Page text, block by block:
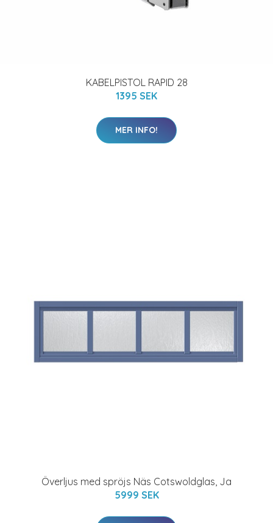
KABELPISTOL RAPID 28
1395 SEK
MER INFO!
Överljus med spröjs Näs Cotswoldglas, Ja
5999 SEK